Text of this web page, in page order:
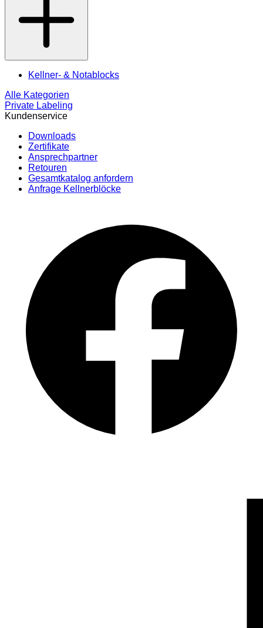
Kellner- & Notablocks
Alle Kategorien
Private Labeling
Kundenservice
Downloads
Zertifikate
Ansprechpartner
Retouren
Gesamtkatalog anfordern
Anfrage Kellnerblöcke